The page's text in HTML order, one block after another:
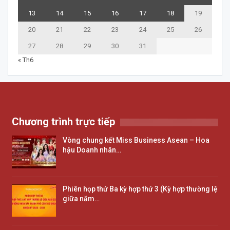
13 14 15 16 17 18 19
20 21 22 23 24 25 26
27 28 29 30
31
« Th6
Chương trình trực tiếp
Vòng chung kết Miss Business Asean – Hoa
hậu Doanh nhân…
Phiên họp thứ Ba kỳ hợp thứ 3 (Kỳ hợp thường lệ
giữa năm…